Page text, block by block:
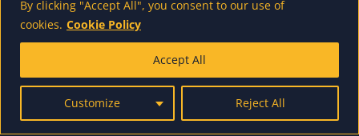
By clicking "Accept All", you consent to our use of
cookies. Cookie Policy
Customize Reject All
Accept All
powered by wordpress - made by us